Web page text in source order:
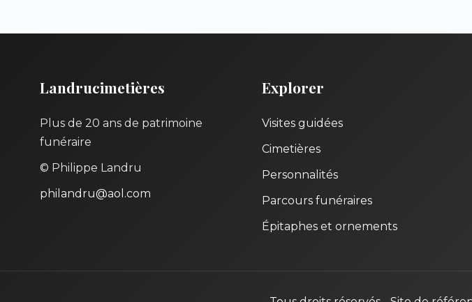
Landrucimetières
Plus de 20 ans de patrimoine
funéraire
© Philippe Landru
philandru@aol.com
Explorer
Visites guidées
Cimetières
Personnalités
Parcours funéraires
Épitaphes et ornements